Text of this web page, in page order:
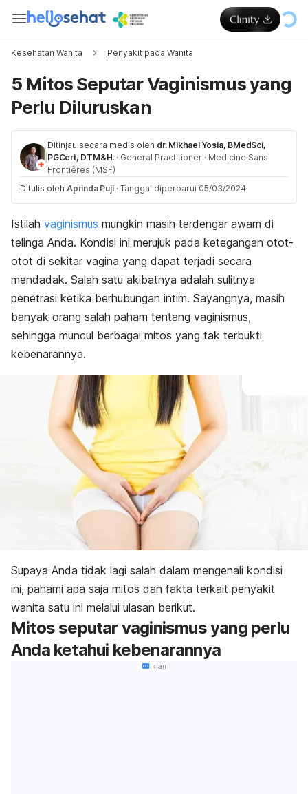
Kesehatan Wanita Penyakit pada Wanita
5 Mitos Seputar Vaginismus yang
Perlu Diluruskan
Ditinjau secara medis oleh dr. Mikhael Yosia, BMedSci,
PGCert, DTM&H. · General Practitioner · Medicine Sans
Frontières (MSF)
Ditulis oleh Aprinda Puji · Tanggal diperbarui 05/03/2024
Istilah vaginismus mungkin masih terdengar awam di
telinga Anda. Kondisi ini merujuk pada ketegangan otot-
otot di sekitar vagina yang dapat terjadi secara
mendadak. Salah satu akibatnya adalah sulitnya
penetrasi ketika berhubungan intim. Sayangnya, masih
banyak orang salah paham tentang vaginismus,
sehingga muncul berbagai mitos yang tak terbukti
kebenarannya.
Supaya Anda tidak lagi salah dalam mengenali kondisi
ini, pahami apa saja mitos dan fakta terkait penyakit
wanita satu ini melalui ulasan berikut.
Mitos seputar vaginismus yang perlu
Anda ketahui kebenarannya
Iklan